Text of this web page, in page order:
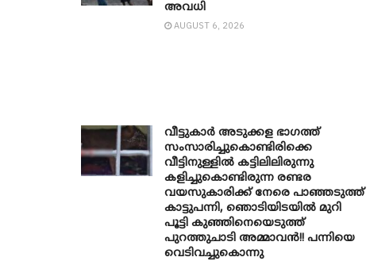
അവധി
AUGUST 6, 2026
വീട്ടുകാർ അ‌ടുക്കള ഭാ​ഗത്ത്
സംസാരിച്ചുകൊണ്ടിരിക്കെ
വീട്ടിനുള്ളിൽ കട്ടിലിലിരുന്നു
കളിച്ചുകൊണ്ടിരുന്ന രണ്ടര
വയസുകാരിക്ക് നേരെ പാഞ്ഞടുത്ത്
കാട്ടുപന്നി, ‍ഞൊടിയി‌ടയിൽ മുറി
പൂട്ടി കുഞ്ഞിനെയെടുത്ത്
പുറത്തുചാടി അമ്മാവൻ!! പന്നിയെ
വെടിവച്ചുകൊന്നു